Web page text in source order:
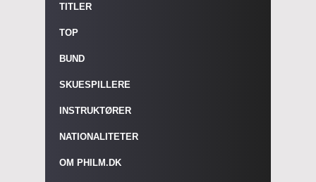
TITLER
TOP
BUND
SKUESPILLERE
INSTRUKTØRER
NATIONALITETER
OM PHILM.DK